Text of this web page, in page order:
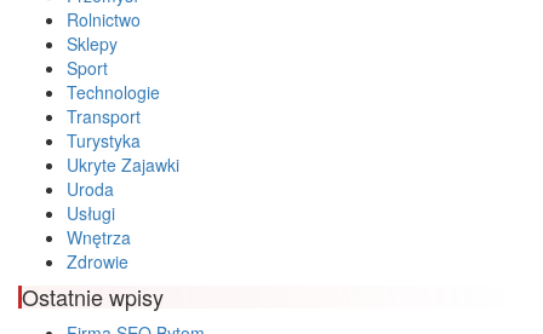
Rolnictwo
Sklepy
Sport
Technologie
Transport
Turystyka
Ukryte Zajawki
Uroda
Usługi
Wnętrza
Zdrowie
Ostatnie wpisy